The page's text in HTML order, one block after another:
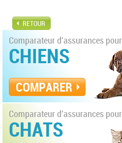
RETOUR
Comparateur d'assurances pour
CHIENS
COMPARER
Comparateur d'assurances pour
CHATS